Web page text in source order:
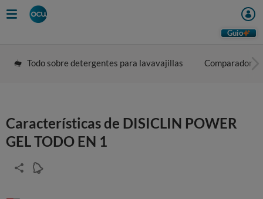
Guio
Todo sobre detergentes para lavavajillas Comparador
Características de DISICLIN POWER
GEL TODO EN 1